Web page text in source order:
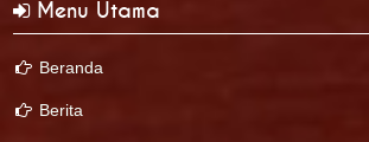
Menu Utama
Beranda
Berita